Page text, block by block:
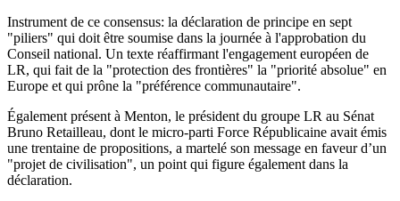
Instrument de ce consensus: la déclaration de principe en sept
"piliers" qui doit être soumise dans la journée à l'approbation du
Conseil national. Un texte réaffirmant l'engagement européen de
LR, qui fait de la "protection des frontières" la "priorité absolue" en
Europe et qui prône la "préférence communautaire".
Également présent à Menton, le président du groupe LR au Sénat
Bruno Retailleau, dont le micro-parti Force Républicaine avait émis
une trentaine de propositions, a martelé son message en faveur d’un
"projet de civilisation", un point qui figure également dans la
déclaration.